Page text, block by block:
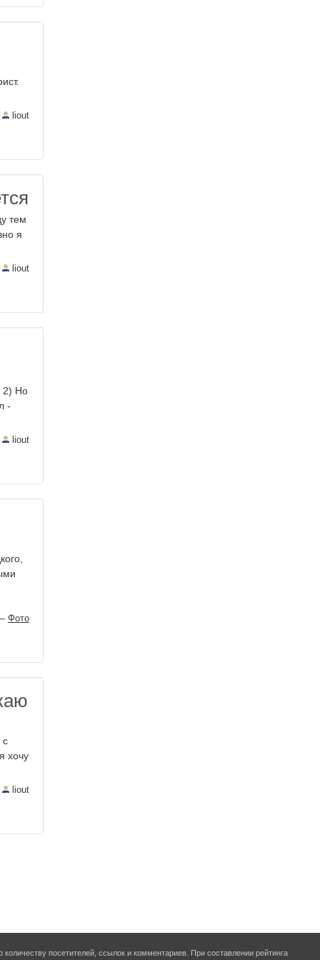
liout
тем
я
liout
2) Но
-
liout
Фото
с
хочу
liout
количеству посетителей, ссылок и комментариев. При составлении рейтинга